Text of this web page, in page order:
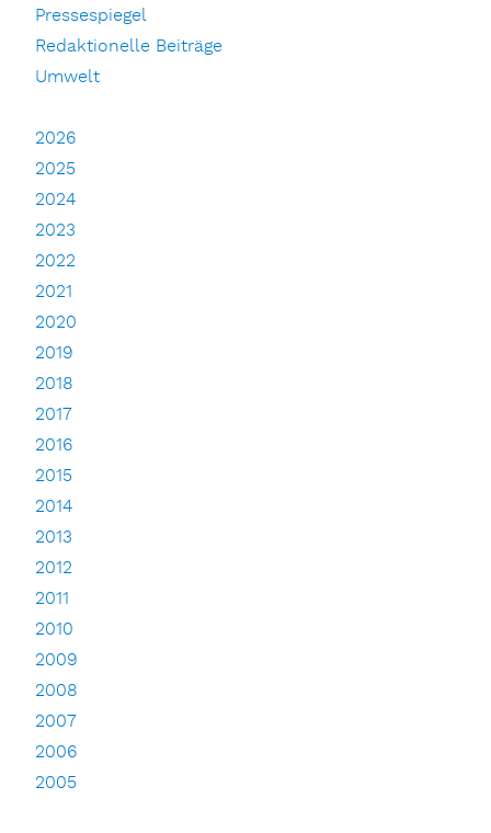
Pressespiegel
Redaktionelle Beiträge
Umwelt
2026
2025
2024
2023
2022
2021
2020
2019
2018
2017
2016
2015
2014
2013
2012
2011
2010
2009
2008
2007
2006
2005